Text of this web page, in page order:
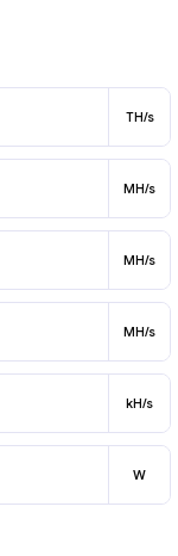
TH/s
MH/s
MH/s
MH/s
kH/s
W